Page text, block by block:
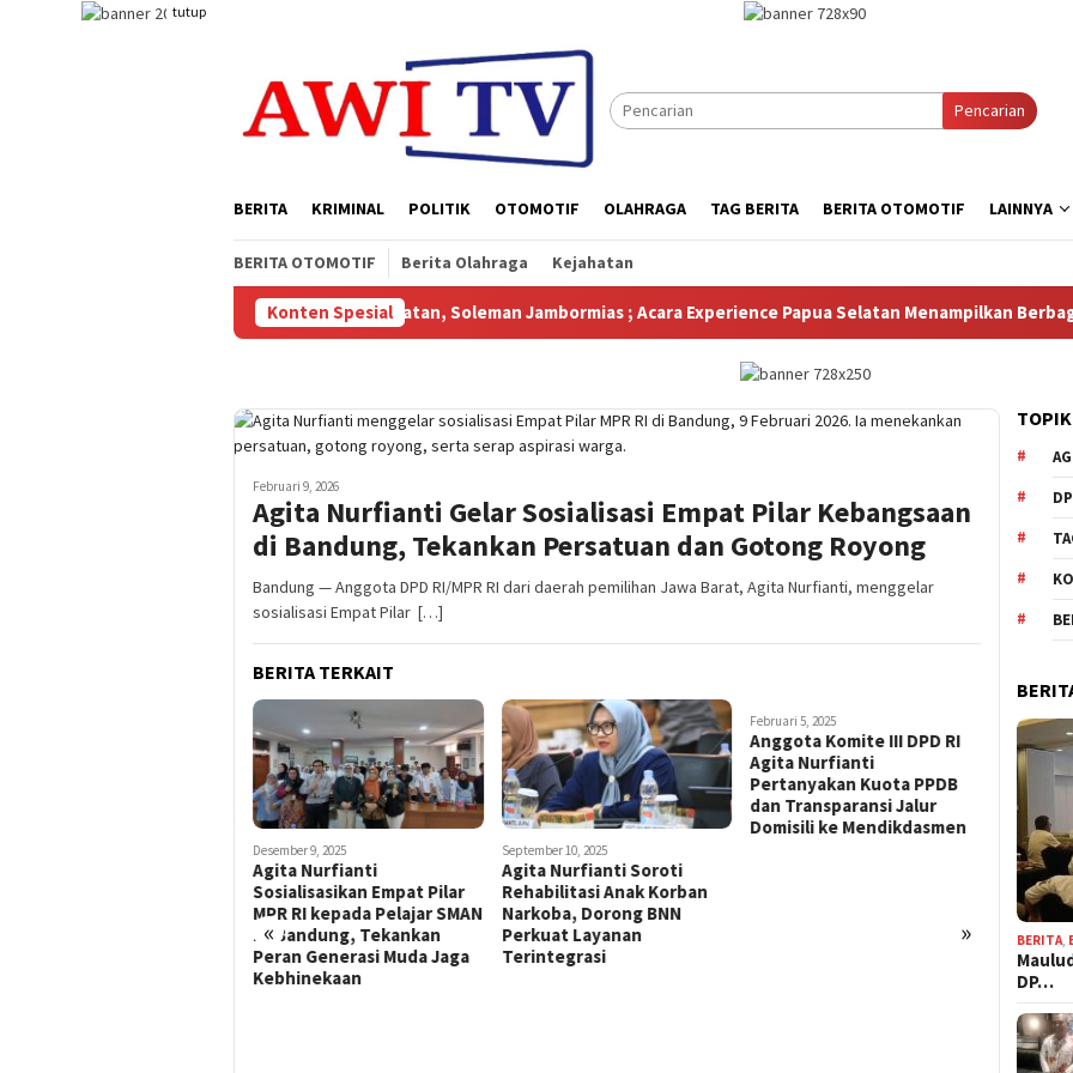
tutup
Pencarian
BERITA KRIMINAL POLITIK OTOMOTIF OLAHRAGA TAG BERITA BERITA OTOMOTIF LAINNYA
BERITA OTOMOTIF Berita Olahraga Kejahatan
Konten Spesial
Experience Papua Selatan, Soleman Jambormias ; Acara Experience Papua Selatan Menampilkan Berbagai Produk
Februari 9, 2026
Agita Nurfianti Gelar Sosialisasi Empat Pilar Kebangsaan
di Bandung, Tekankan Persatuan dan Gotong Royong
Bandung — Anggota DPD RI/MPR RI dari daerah pemilihan Jawa Barat, Agita Nurfianti, menggelar
sosialisasi Empat Pilar […]
BERITA TERKAIT
« »
Desember 9, 2025
Agita Nurfianti
Sosialisasikan Empat Pilar
MPR RI kepada Pelajar SMAN
23 Bandung, Tekankan
Peran Generasi Muda Jaga
Kebhinekaan
September 10, 2025
Agita Nurfianti Soroti
Rehabilitasi Anak Korban
Narkoba, Dorong BNN
Perkuat Layanan
Terintegrasi
Februari 5, 2025
Anggota Komite III DPD RI
Agita Nurfianti
Pertanyakan Kuota PPDB
dan Transparansi Jalur
Domisili ke Mendikdasmen
Desember 4,
Cegah
dan
Agita
BERITA,
DP…